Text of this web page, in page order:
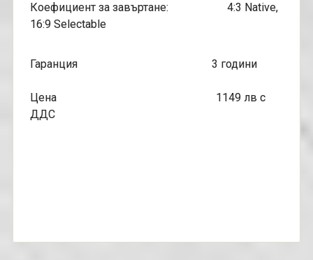
Коефициент за завъртане: 4:3 Native,
16:9 Selectable
Гаранция 3 години
Цена 1149 лв с
ДДС